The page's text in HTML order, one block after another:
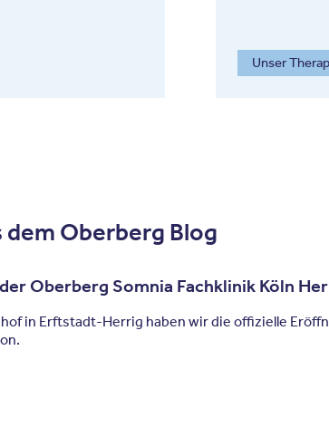
Unser
Oberberg Blog
Oberberg Somnia Fachklinik Köln
in Erftstadt-Herrig haben wir die offizielle